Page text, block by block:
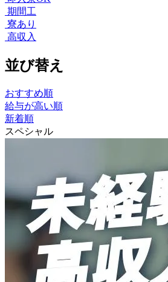
期間工
寮あり
高収入
並び替え
おすすめ順
給与が高い順
新着順
スペシャル